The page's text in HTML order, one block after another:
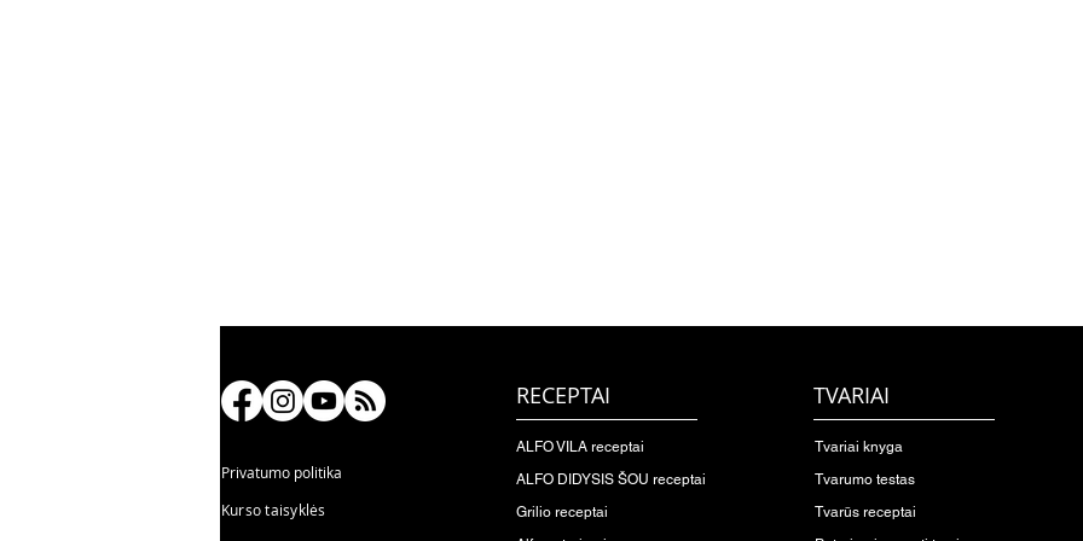
Privatumo politika
Kurso taisyklės
RECEPTAI
ALFO VILA receptai
ALFO DIDYSIS ŠOU receptai
Grilio receptai
TVARIAI
Tvariai knyga
Tvarumo testas
Tvarūs receptai